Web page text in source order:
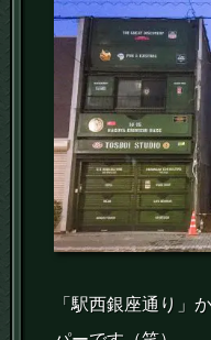
「駅西銀座通り」